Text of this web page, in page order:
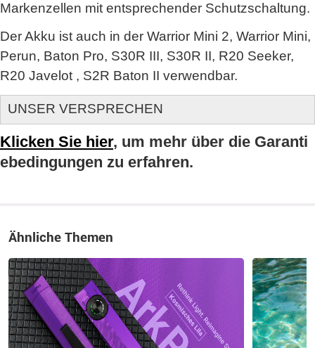
Markenzellen mit entsprechender Schutzschaltung.
Der Akku ist auch in der Warrior Mini 2, Warrior Mini,
Perun, Baton Pro, S30R III, S30R II, R20 Seeker,
R20 Javelot , S2R Baton II verwendbar.
UNSER VERSPRECHEN
Klicken Sie hier, um mehr über die Garanti
ebedingungen zu erfahren.
Ähnliche Themen